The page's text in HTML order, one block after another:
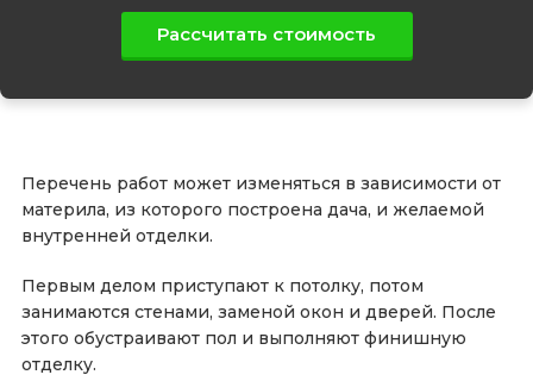
Рассчитать стоимость
Перечень работ может изменяться в зависимости от
материла, из которого построена дача, и желаемой
внутренней отделки.
Первым делом приступают к потолку, потом
занимаются стенами, заменой окон и дверей. После
этого обустраивают пол и выполняют финишную
отделку.